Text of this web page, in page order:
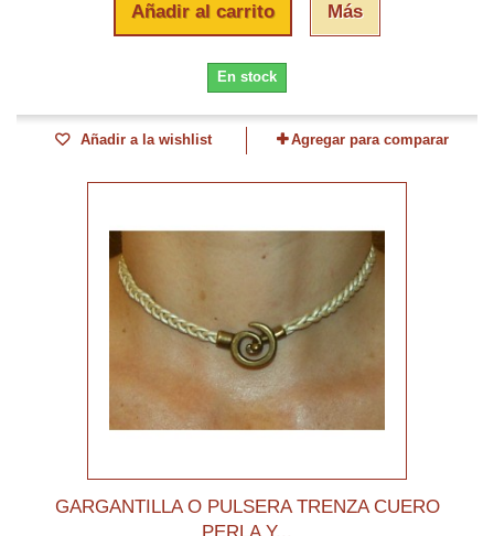
Añadir al carrito Más
En stock
Añadir a la wishlist Agregar para comparar
GARGANTILLA O PULSERA TRENZA CUERO